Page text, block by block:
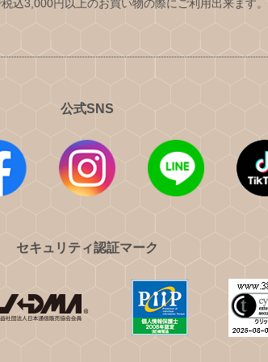
込3,000円以上のお買い物の際にご利用出来ます。
公式SNS
セキュリティ認証マーク